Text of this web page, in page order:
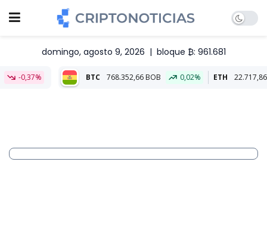
domingo, agosto 9, 2026 | bloque ₿: 961.681
BTC 768.352,66 BOB 0,02% ETH 22.717,86 BOB -